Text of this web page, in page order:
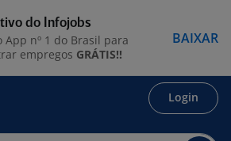
Login
do Infojobs
App nº 1 do Brasil para
empregos GRÁTIS!!
BAIXAR